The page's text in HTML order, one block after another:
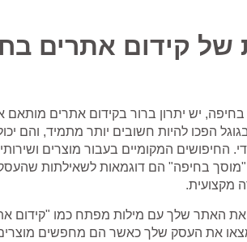
של קידום אתרים
יש יתרון ברור בקידום אתרים מותאם
הפכו להיות חשובים יותר מתמיד, והם
החיפושים המקומיים בעבור מוצרים
בחיפה" הם דוגמאות לשאילתות
מקצועית.
האתר שלך עם מילות מפתח כמו "קידום
את העסק שלך כאשר הם מחפשים מוצרים